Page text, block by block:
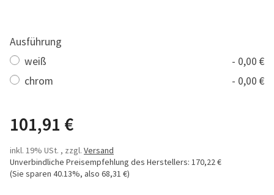
Ausführung
weiß
- 0,00 €
chrom
- 0,00 €
101,91 €
inkl. 19% USt. , zzgl. Versand
Unverbindliche Preisempfehlung des Herstellers: 170,22 €
(Sie sparen 40.13%, also 68,31 €)